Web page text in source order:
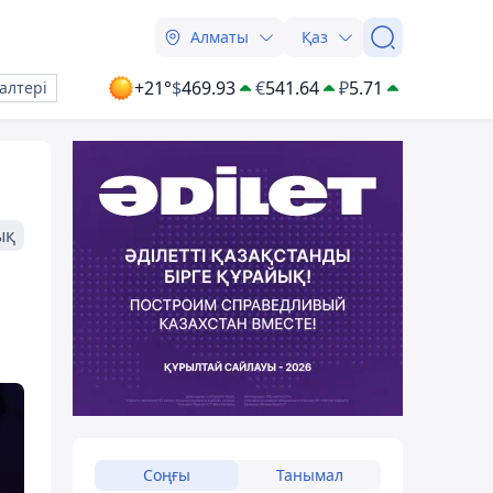
Алматы Қаз
+21°$469.93 €541.64 ₽5.71
Соңғы Танымал